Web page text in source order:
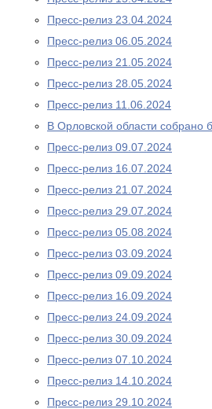
Пресс-релиз 23.04.2024
Пресс-релиз 06.05.2024
Пресс-релиз 21.05.2024
Пресс-релиз 28.05.2024
Пресс-релиз 11.06.2024
В Орловской области собрано
Пресс-релиз 09.07.2024
Пресс-релиз 16.07.2024
Пресс-релиз 21.07.2024
Пресс-релиз 29.07.2024
Пресс-релиз 05.08.2024
Пресс-релиз 03.09.2024
Пресс-релиз 09.09.2024
Пресс-релиз 16.09.2024
Пресс-релиз 24.09.2024
Пресс-релиз 30.09.2024
Пресс-релиз 07.10.2024
Пресс-релиз 14.10.2024
Пресс-релиз 29.10.2024